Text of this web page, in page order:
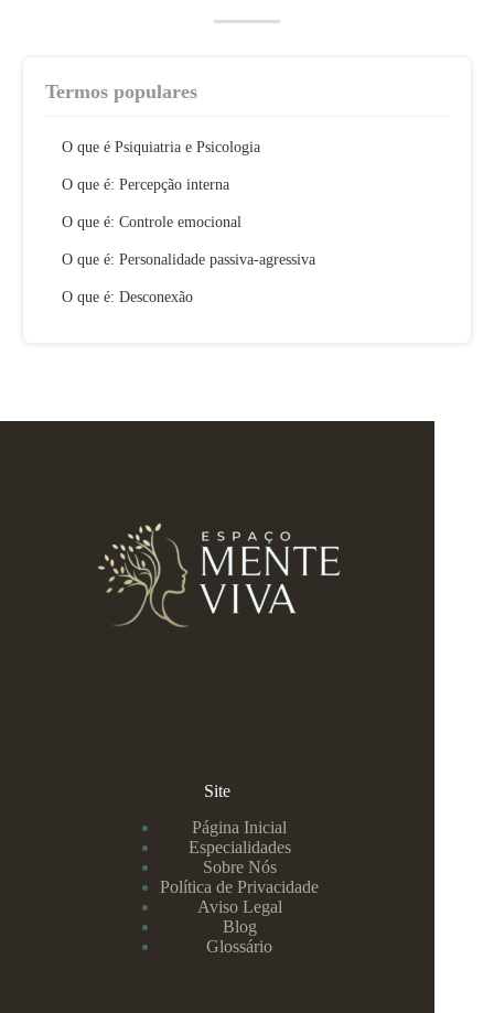
Termos populares
O que é Psiquiatria e Psicologia
O que é: Percepção interna
O que é: Controle emocional
O que é: Personalidade passiva-agressiva
O que é: Desconexão
Site
Página Inicial
Especialidades
Sobre Nós
Política de Privacidade
Aviso Legal
Blog
Glossário